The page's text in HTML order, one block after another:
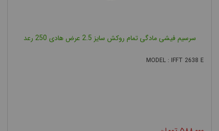
سرسیم فیشی مادگی تمام روکش سایز 2.5 عرض هادی 250 رعد
MODEL : IFFT 2638 E